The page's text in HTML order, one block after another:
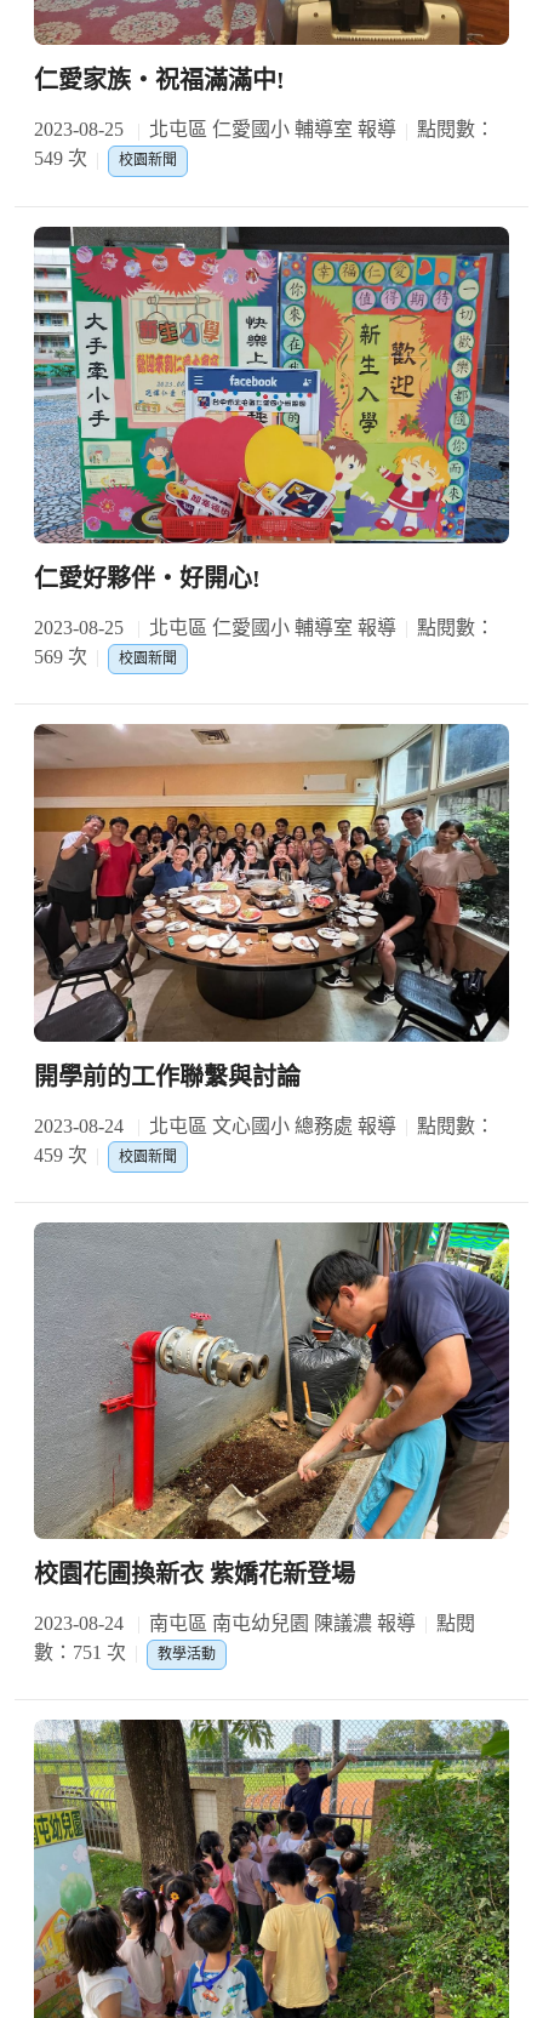
仁愛家族‧祝福滿滿中!
2023-08-25 北屯區 仁愛國小 輔導室 報導
點閱數：
549 次
校園新聞
仁愛好夥伴‧好開心!
2023-08-25 北屯區 仁愛國小 輔導室 報導
點閱數：
569 次
校園新聞
開學前的工作聯繫與討論
2023-08-24 北屯區 文心國小 總務處 報導
點閱數：
459 次
校園新聞
校園花圃換新衣 紫嬌花新登場
2023-08-24 南屯區 南屯幼兒園 陳議濃 報導
點閱
數：751 次
教學活動